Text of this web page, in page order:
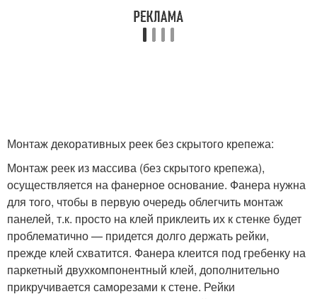
Монтаж декоративных реек без скрытого крепежа:
Монтаж реек из массива (без скрытого крепежа),
осуществляется на фанерное основание. Фанера нужна
для того, чтобы в первую очередь облегчить монтаж
панелей, т.к. просто на клей приклеить их к стенке будет
проблематично — придется долго держать рейки,
прежде клей схватится. Фанера клеится под гребенку на
паркетный двухкомпонентный клей, дополнительно
прикручивается саморезами к стене. Рейки